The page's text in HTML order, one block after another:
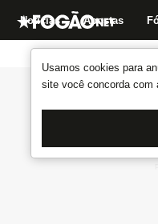
Usamos cookies para
site você concorda com
Notícias Apostas